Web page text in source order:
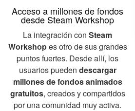
Acceso a millones de fondos
desde Steam Workshop
La integración conSteam
Workshopes otro de sus grandes
puntos fuertes. Desde allí, los
usuarios pueden descargar
millones de fondos animados
gratuitos, creados y compartidos
por una comunidad muy activa.